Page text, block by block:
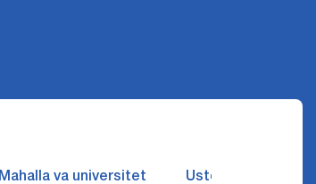
Mahalla va universitet Ustozlar suhbatin